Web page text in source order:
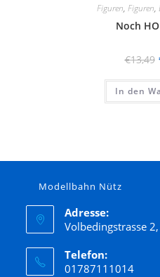
Figuren, Figuren,
Noch
€13,49
In den
Modellbahn Nütz
Adresse:
Volbedingstrasse
Telefon:
01787111014